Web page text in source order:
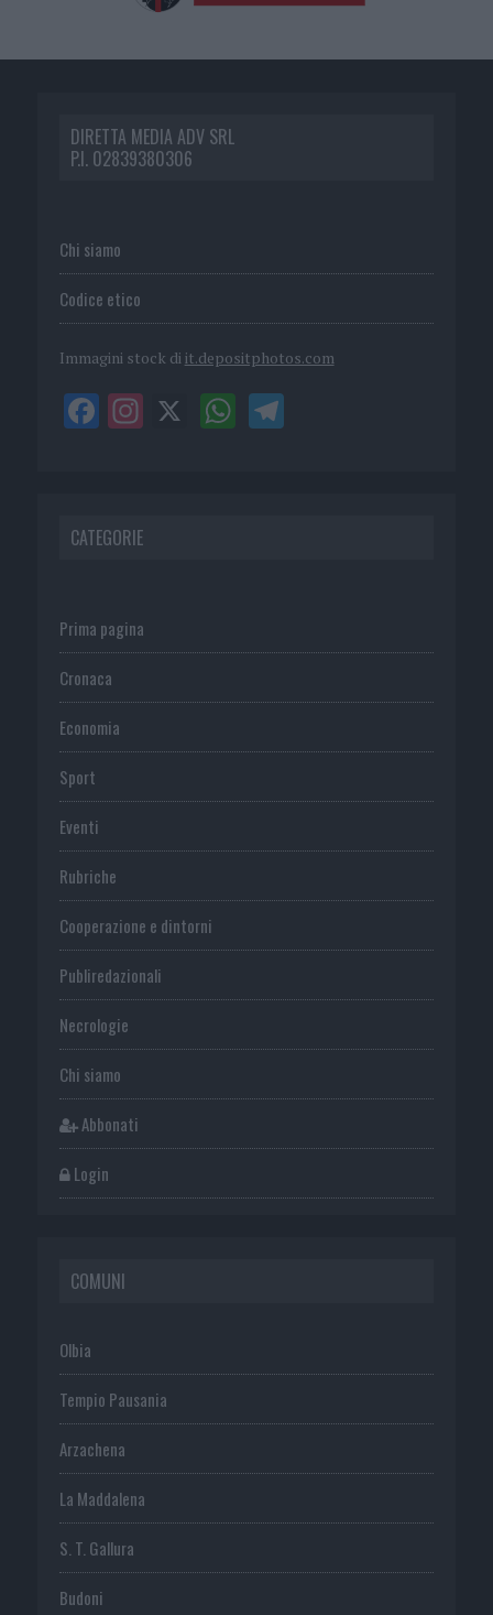
DIRETTA MEDIA ADV SRL
P.I. 02839380306
Chi siamo
Codice etico
Immagini stock di it.depositphotos.com
CATEGORIE
Prima pagina
Cronaca
Economia
Sport
Eventi
Rubriche
Cooperazione e dintorni
Publiredazionali
Necrologie
Chi siamo
Abbonati
Login
COMUNI
Olbia
Tempio Pausania
Arzachena
La Maddalena
S. T. Gallura
Budoni